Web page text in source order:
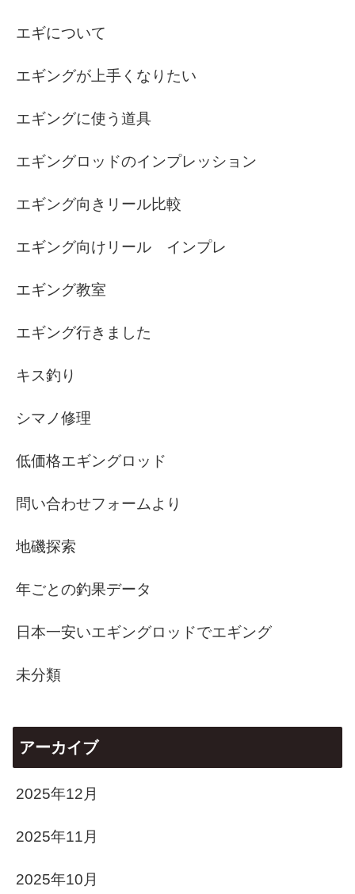
エギについて
エギングが上手くなりたい
エギングに使う道具
エギングロッドのインプレッション
エギング向きリール比較
エギング向けリール インプレ
エギング教室
エギング行きました
キス釣り
シマノ修理
低価格エギングロッド
問い合わせフォームより
地磯探索
年ごとの釣果データ
日本一安いエギングロッドでエギング
未分類
アーカイブ
2025年12月
2025年11月
2025年10月